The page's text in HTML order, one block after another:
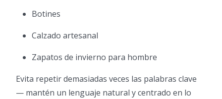
Botines
Calzado artesanal
Zapatos de invierno para hombre
Evita repetir demasiadas veces las palabras clave
— mantén un lenguaje natural y centrado en lo